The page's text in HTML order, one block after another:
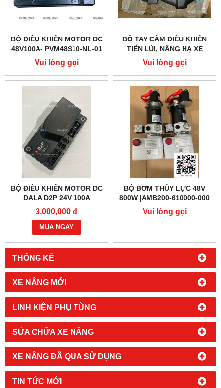
THỐNG KÊ
XE NÂNG MỚI
LINH KIỆN PHỤ TÙNG
SỬA CHỮA XE NÂNG
XE NÂNG ĐÃ QUA SỬ DỤNG
TIN TỨC MỚI
BỘ ĐIỀU KHIỂN MOTOR DC
48V100A- PVM48S10-NL-01
(PTE20Q)
Vui lòng gọi
BỘ TAY CẦM ĐIỀU KHIỂN
TIẾN LÙI, NÂNG HẠ XE
NÂNG ĐIỆN PTE15QA
Vui lòng gọi
BỘ ĐIỀU KHIỂN MOTOR DC
DALA D2P 24V 100A
3,000,000 đ
MUA NGAY
BỘ BƠM THỦY LỰC 48V
800W |AMB200-610000-000
Vui lòng gọi